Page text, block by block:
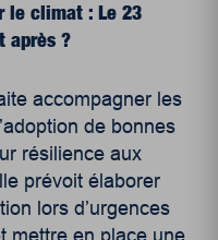
le climat : Le 23
après ?
accompagner les
de bonnes
résilience aux
prévoit élaborer
lors d’urgences